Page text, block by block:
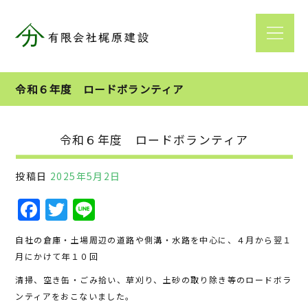
令和６年度 ロードボランティア
令和６年度 ロードボランティア
投稿日 2025年5月2日
F
a
c
e
b
T
w
it
te
r
n
e
自社の倉庫・土場周辺の道路や側溝・水路を中心に、４月から翌１
月にかけて年１０回
清掃、空き缶・ごみ拾い、草刈り、土砂の取り除き等のロードボラ
ンティアをおこないました。